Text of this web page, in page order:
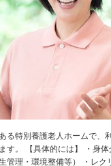
る特別養護老人ホームで、
す。 【具体的には】 ・身体
管理・環境整備等） ・レ